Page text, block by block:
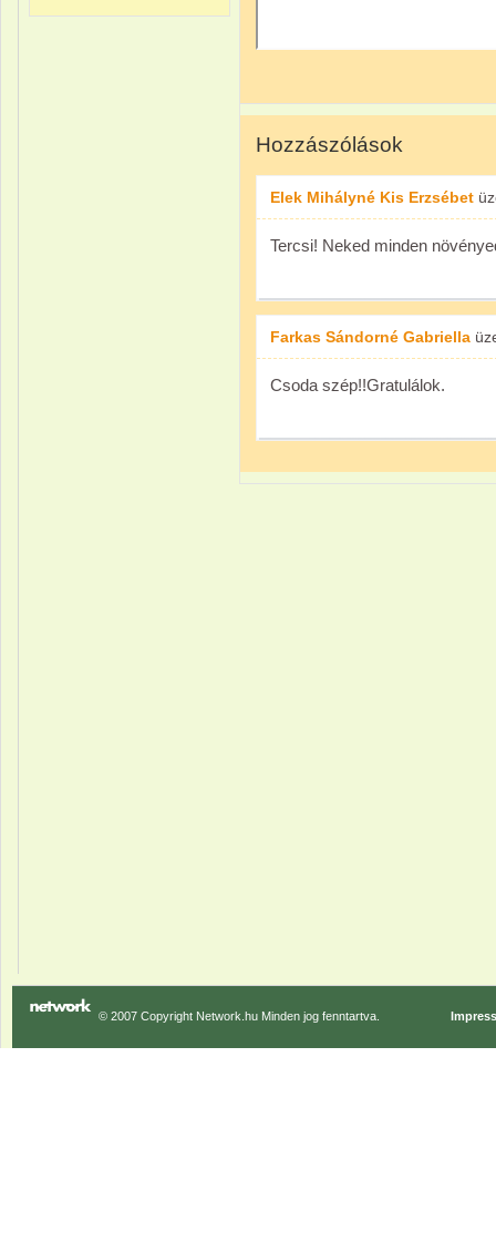
Hozzászólások
Elek Mihályné Kis Erzsébet
Tercsi! Neked minden
Farkas Sándorné Gabriella
Csoda szép!!Gratulálok.
© 2007 Copyright Network.hu Minden jog fenntartva.